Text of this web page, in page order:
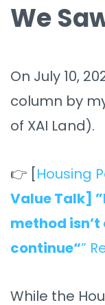
We
On July 10,
column by
of XAI Land).
👉 [Housing
Value Talk]
method
continue“”
While the